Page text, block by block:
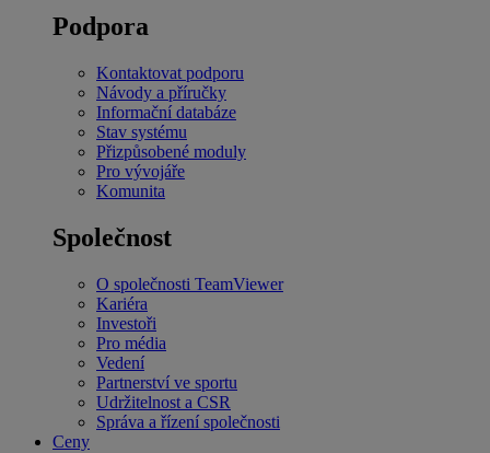
Podpora
Kontaktovat podporu
Návody a příručky
Informační databáze
Stav systému
Přizpůsobené moduly
Pro vývojáře
Komunita
Společnost
O společnosti TeamViewer
Kariéra
Investoři
Pro média
Vedení
Partnerství ve sportu
Udržitelnost a CSR
Správa a řízení společnosti
Ceny